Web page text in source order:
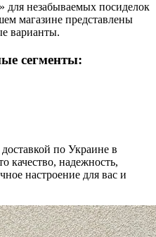
незабываемых посиделок
магазине представлены
варианты.
сегменты:
по Украине в
качество, надежность,
настроение для вас и